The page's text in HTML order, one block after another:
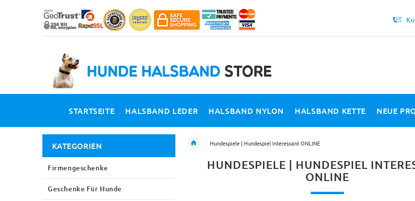
STARTSEITE HALSBAND LEDER HALSBAND NYLON HALSBAND KETTE NEUE
Hundespiele | Hundespiel Interessant ONLINE
HUNDESPIELE | HUNDESPIEL
ONLINE
KATEGORIEN
Firmengeschenke
Geschenke Für Hunde